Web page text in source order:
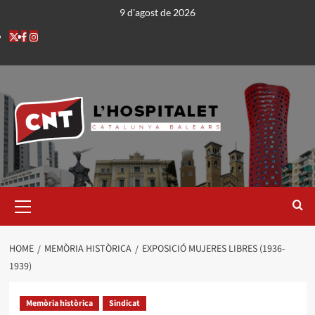
9 d'agost de 2026
HOME MEMÒRIA HISTÒRICA
EXPOSICIÓ MUJERES LIBRES (1936-
1939)
Memòria històrica Sindicat